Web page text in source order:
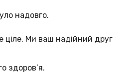
надовго.
ціле. Ми ваш надійний друг
здоров’я.